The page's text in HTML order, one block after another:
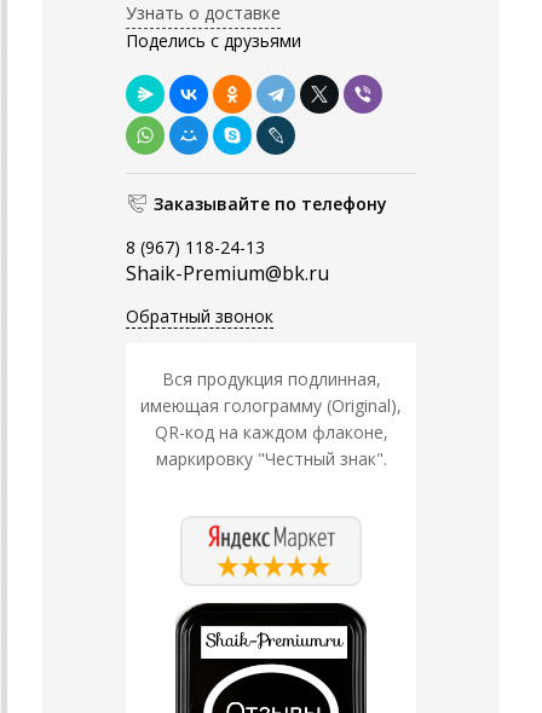
Узнать о доставке
Поделись с друзьями
Заказывайте по телефону
8 (967) 118-24-13
Shaik-Premium@bk.ru
Обратный звонок
Вся продукция подлинная,
имеющая голограмму (Original),
QR-код на каждом флаконе,
маркировку "Честный знак".